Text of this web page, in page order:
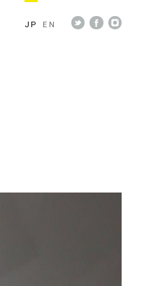
JP EN